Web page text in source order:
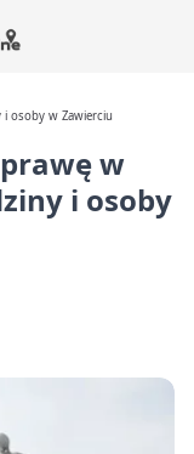
i osoby w Zawierciu
w
i osoby